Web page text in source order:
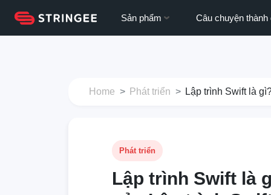
Sản phẩm Câu chuyện thành
Home Phát triển Lập trình Swift là
Phát triển
Lập trình Swift là